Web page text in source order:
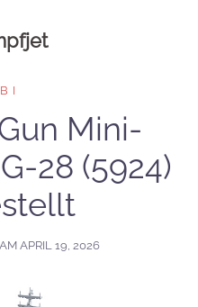
Mini-
28 (5924)
APRIL 19, 2026